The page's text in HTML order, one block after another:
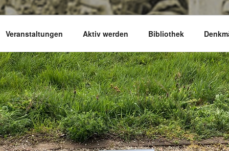
Veranstaltungen Aktiv werden Bibliothek